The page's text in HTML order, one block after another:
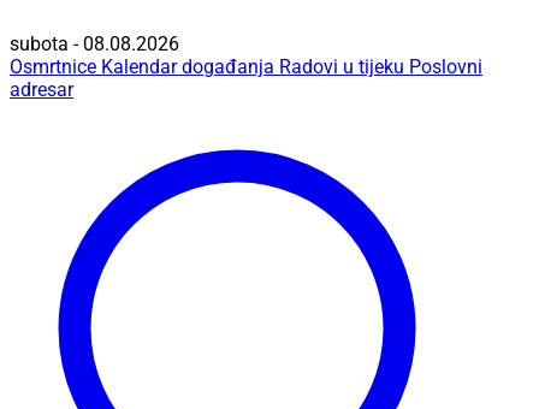
subota - 08.08.2026
Osmrtnice Kalendar događanja Radovi u tijeku Poslovni
adresar